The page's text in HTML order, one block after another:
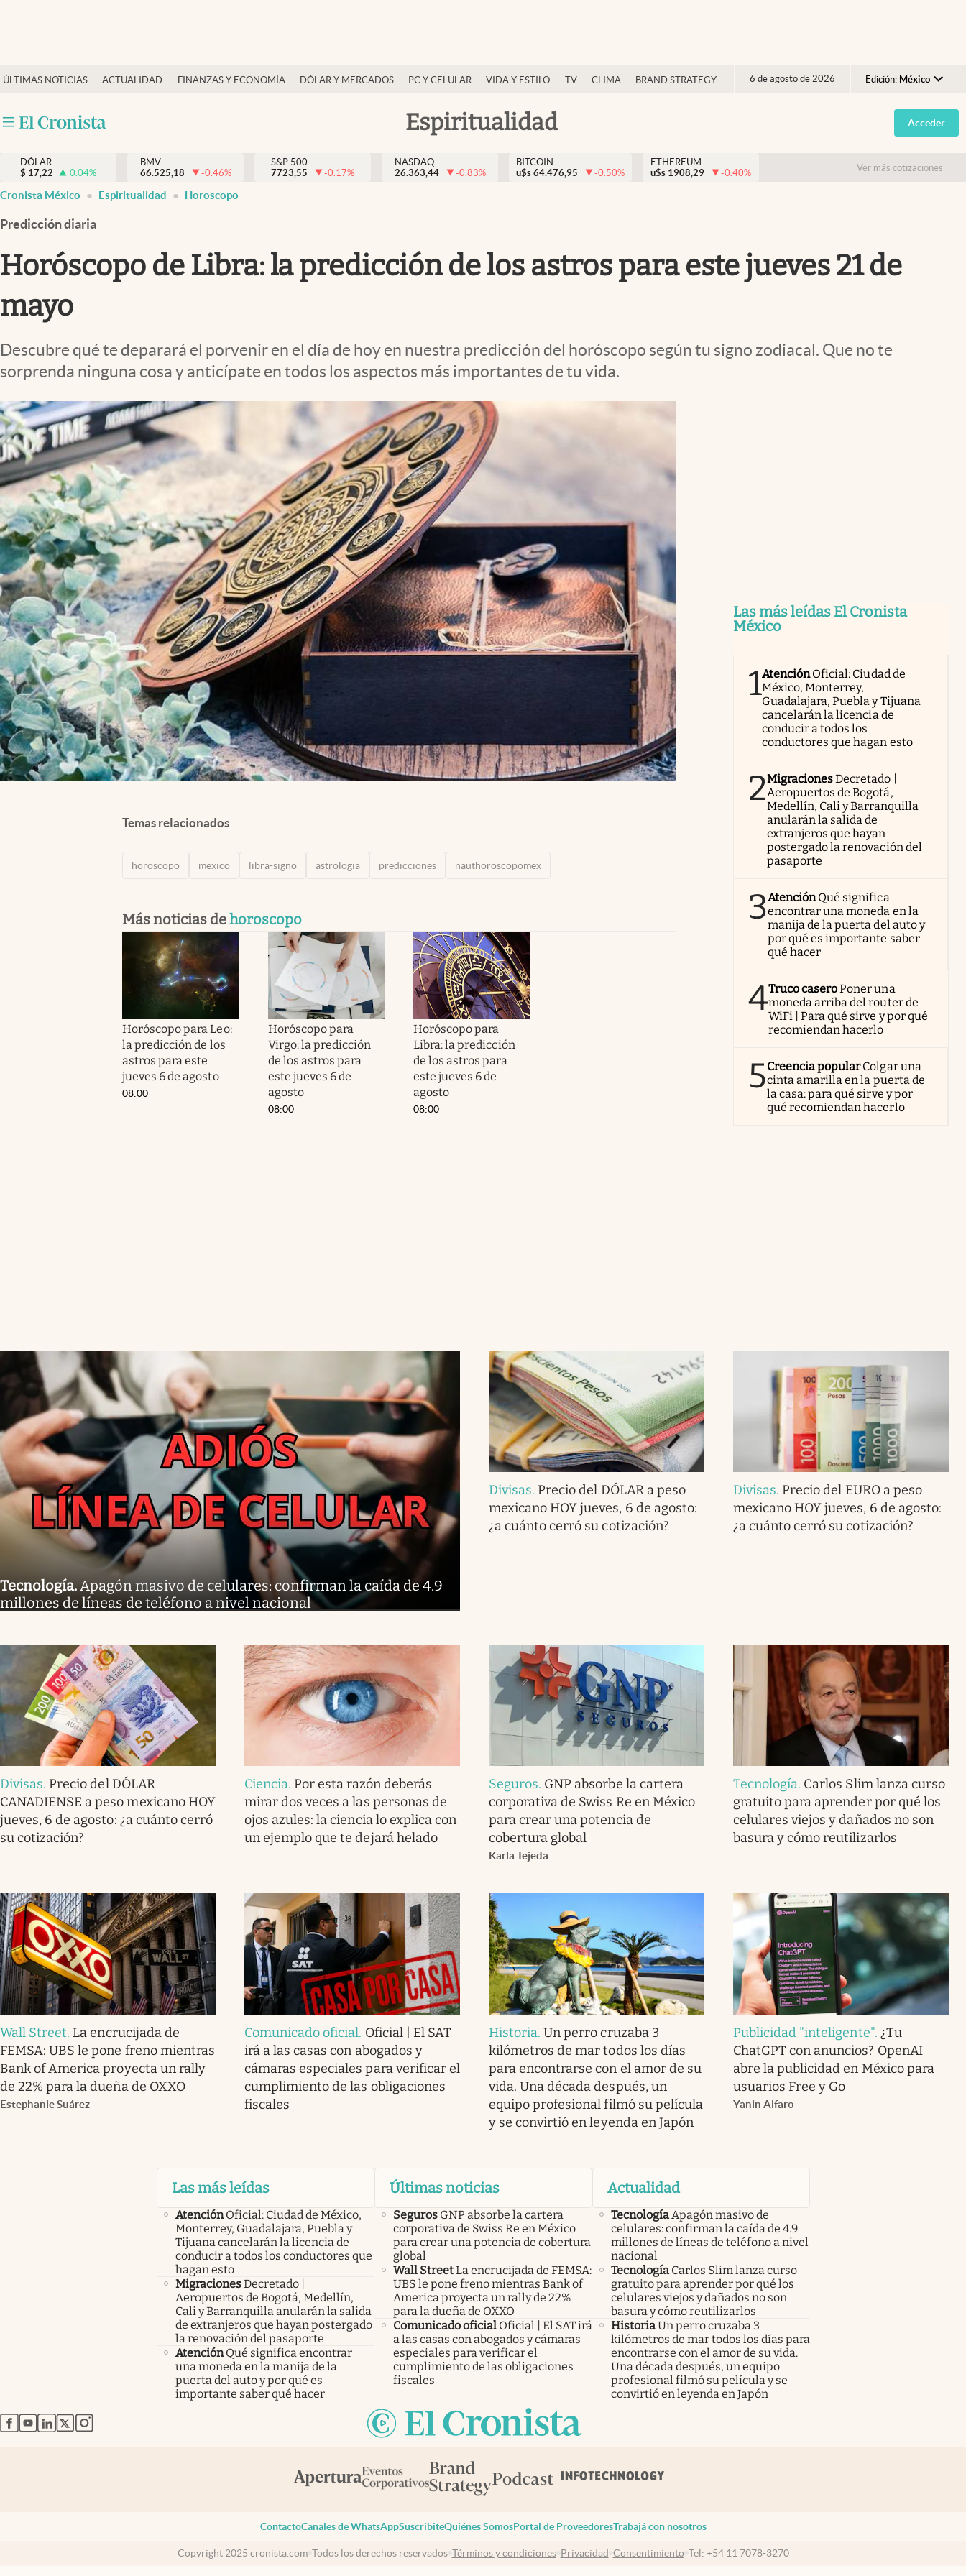
ÚLTIMAS NOTICIAS ACTUALIDAD FINANZAS Y ECONOMÍA DÓLAR Y MERCADOS PC Y CELULAR VIDA Y ESTILO TV CLIMA BRAND STRATEGY 6 de agosto de 2026 Edición: México
Argentina
España
USA
Espiritualidad
Actualidad
Internacionales
Opinión
Brand Strategy
Vida y estilo
Tv
Espiritualidad
abre en nueva pestaña
Acceder
DÓLAR
$ 17,22 0.04%
BMV
66.525,18
-0.46%
S&P 500
7723,55
-0.17%
NASDAQ
26.363,44
-0.83%
BITCOIN
u$s 64.476,95 -0.50%
ETHEREUM
u$s 1908,29 -0.40% Ver más cotizaciones
Cronista México Espiritualidad Horoscopo
Predicción diaria
Horóscopo de Libra: la predicción de los astros para este jueves 21 de
mayo
Descubre qué te deparará el porvenir en el día de hoy en nuestra predicción del horóscopo según tu signo zodiacal. Que no te
sorprenda ninguna cosa y anticípate en todos los aspectos más importantes de tu vida.
Temas relacionados
horoscopo mexico libra-signo astrologia predicciones nauthoroscopomex
Más noticias dehoroscopo
Horóscopo para Leo:
la predicción de los
astros para este
jueves 6 de agosto
08:00
Horóscopo para
Virgo: la predicción
de los astros para
este jueves 6 de
agosto
08:00
Horóscopo para
Libra: la predicción
de los astros para
este jueves 6 de
agosto
08:00
Las más leídas El Cronista
México
1AtenciónOficial: Ciudad de
México, Monterrey,
Guadalajara, Puebla y Tijuana
cancelarán la licencia de
conducir a todos los
conductores que hagan esto
2MigracionesDecretado |
Aeropuertos de Bogotá,
Medellín, Cali y Barranquilla
anularán la salida de
extranjeros que hayan
postergado la renovación del
pasaporte
3AtenciónQué significa
encontrar una moneda en la
manija de la puerta del auto y
por qué es importante saber
qué hacer
4Truco caseroPoner una
moneda arriba del router de
WiFi | Para qué sirve y por qué
recomiendan hacerlo
5Creencia popularColgar una
cinta amarilla en la puerta de
la casa: para qué sirve y por
qué recomiendan hacerlo
Tecnología.Apagón masivo de celulares: confirman la caída de 4.9
millones de líneas de teléfono a nivel nacional
Divisas. Precio del DÓLAR a peso
mexicano HOY jueves, 6 de agosto:
¿a cuánto cerró su cotización?
Divisas. Precio del EURO a peso
mexicano HOY jueves, 6 de agosto:
¿a cuánto cerró su cotización?
Divisas. Precio del DÓLAR
CANADIENSE a peso mexicano HOY
jueves, 6 de agosto: ¿a cuánto cerró
su cotización?
Ciencia. Por esta razón deberás
mirar dos veces a las personas de
ojos azules: la ciencia lo explica con
un ejemplo que te dejará helado
Seguros. GNP absorbe la cartera
corporativa de Swiss Re en México
para crear una potencia de
cobertura global
Karla Tejeda
Tecnología. Carlos Slim lanza curso
gratuito para aprender por qué los
celulares viejos y dañados no son
basura y cómo reutilizarlos
Wall Street. La encrucijada de
FEMSA: UBS le pone freno mientras
Bank of America proyecta un rally
de 22% para la dueña de OXXO
Estephanie Suárez
Comunicado oficial. Oficial | El SAT
irá a las casas con abogados y
cámaras especiales para verificar el
cumplimiento de las obligaciones
fiscales
Historia.Un perro cruzaba 3
kilómetros de mar todos los días
para encontrarse con el amor de su
vida. Una década después, un
equipo profesional filmó su película
y se convirtió en leyenda en Japón
Publicidad "inteligente". ¿Tu
ChatGPT con anuncios? OpenAI
abre la publicidad en México para
usuarios Free y Go
Yanin Alfaro
Las más leídas
Atención Oficial: Ciudad de México,
Monterrey, Guadalajara, Puebla y
Tijuana cancelarán la licencia de
conducir a todos los conductores que
hagan esto
MigracionesDecretado |
Aeropuertos de Bogotá, Medellín,
Cali y Barranquilla anularán la salida
de extranjeros que hayan postergado
la renovación del pasaporte
Atención Qué significa encontrar
una moneda en la manija de la
puerta del auto y por qué es
importante saber qué hacer
Últimas noticias
Seguros GNP absorbe la cartera
corporativa de Swiss Re en México
para crear una potencia de cobertura
global
Wall StreetLa encrucijada de FEMSA:
UBS le pone freno mientras Bank of
America proyecta un rally de 22%
para la dueña de OXXO
Comunicado oficial Oficial | El SAT irá
a las casas con abogados y cámaras
especiales para verificar el
cumplimiento de las obligaciones
fiscales
Actualidad
Tecnología Apagón masivo de
celulares: confirman la caída de 4.9
millones de líneas de teléfono a nivel
nacional
Tecnología Carlos Slim lanza curso
gratuito para aprender por qué los
celulares viejos y dañados no son
basura y cómo reutilizarlos
HistoriaUn perro cruzaba 3
kilómetros de mar todos los días para
encontrarse con el amor de su vida.
Una década después, un equipo
profesional filmó su película y se
convirtió en leyenda en Japón
abre en nueva pestaña
abre en nueva pestaña
abre en nueva pestaña
abre en nueva pestaña
abre en nueva pestaña
ContactoCanales de WhatsAppSuscribiteQuiénes SomosPortal de ProveedoresTrabajá con nosotros
Copyright 2025 cronista.com Todos los derechos reservados Términos y condiciones Privacidad Consentimiento Tel: +54 11 7078-3270